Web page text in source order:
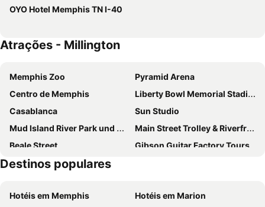
OYO Hotel Memphis TN I-40
Atrações - Millington
Memphis Zoo
Pyramid Arena
Centro de Memphis
Liberty Bowl Memorial Stadium
Casablanca
Sun Studio
Mud Island River Park und Mississippi River Museum
Main Street Trolley & Riverfr Loopont
Beale Street
Gibson Guitar Factory Tours
National Civil Rights Museum
Destinos populares
Hotéis em Memphis
Hotéis em Marion